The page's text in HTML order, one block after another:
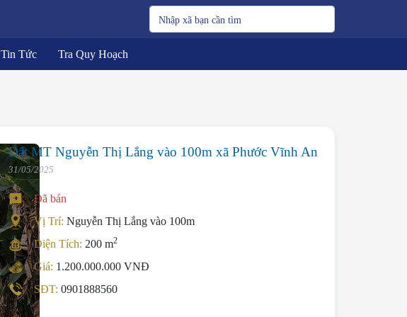
Tin Tức Tra Quy Hoạch
Đất MT Nguyễn Thị Lắng vào 100m xã Phước Vĩnh An
31/05/2025
Đã bán
Vị Trí: Nguyễn Thị Lắng vào 100m
Diện Tích: 200 m2
Giá: 1.200.000.000 VNĐ
SĐT: 0901888560